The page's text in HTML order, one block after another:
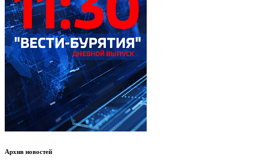
Архив новостей